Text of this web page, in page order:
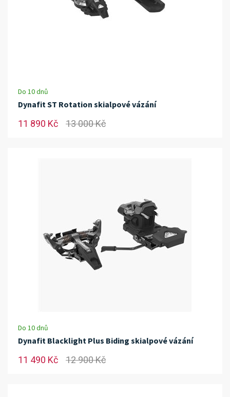
Do 10 dnů
Dynafit ST Rotation skialpové vázání
11 890 Kč 13 000 Kč
Do 10 dnů
Dynafit Blacklight Plus Biding skialpové vázání
11 490 Kč 12 900 Kč